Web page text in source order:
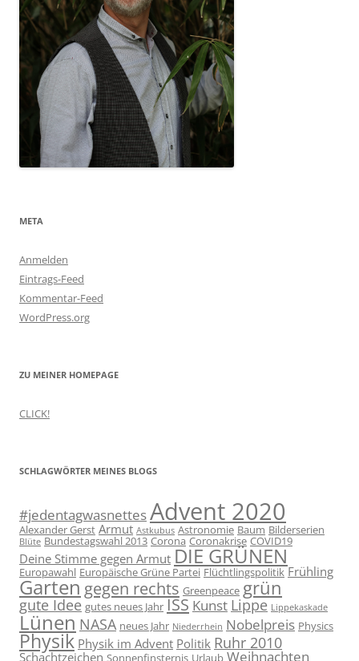
META
Anmelden
Eintrags-Feed
Kommentar-Feed
WordPress.org
ZU MEINER HOMEPAGE
CLICK!
SCHLAGWÖRTER MEINES BLOGS
#jedentagwasnettesAdvent 2020
Alexander Gerst Armut Astkubus Astronomie Baum Bilderserien
Blüte Bundestagswahl 2013 Corona Coronakrise COVID19
Deine Stimme gegen Armut DIE GRÜNEN
Europawahl Europäische Grüne Partei Flüchtlingspolitik Frühling
Garten gegen rechts Greenpeace grün
gute Idee gutes neues Jahr ISS Kunst Lippe Lippekaskade
Lünen NASA neues Jahr Niederrhein Nobelpreis Physics
Physik Physik im Advent Politik Ruhr 2010
Schachtzeichen Sonnenfinsternis Urlaub Weihnachten